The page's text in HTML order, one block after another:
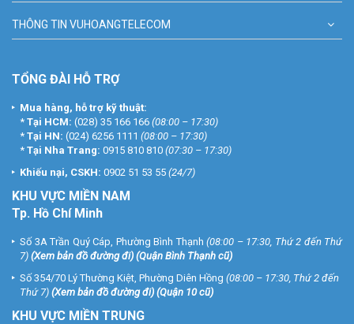
Trao quà tặng cho khách lắp đặt camera
THÔNG TIN VUHOANGTELECOM
TỔNG ĐÀI HỖ TRỢ
Mua hàng, hỗ trợ kỹ thuật:
* Tại HCM: (028) 35 166 166 (08:00 – 17:30)
* Tại HN: (024) 6256 1111 (08:00 – 17:30)
* Tại Nha Trang: 0915 810 810 (07:30 – 17:30)
Khiếu nại, CSKH: 0902 51 53 55 (24/7)
KHU VỰC MIỀN NAM
Tp. Hồ Chí Minh
Số 3A Trần Quý Cáp, Phường Bình Thạnh (08:00 – 17:30, Thứ 2 đến Thứ
7) (Xem bản đồ đường đi) (Quận Bình Thạnh cũ)
Số 354/70 Lý Thường Kiệt, Phường Diên Hồng (08:00 – 17:30, Thứ 2 đến
Thứ 7) (Xem bản đồ đường đi) (Quận 10 cũ)
KHU VỰC MIỀN TRUNG